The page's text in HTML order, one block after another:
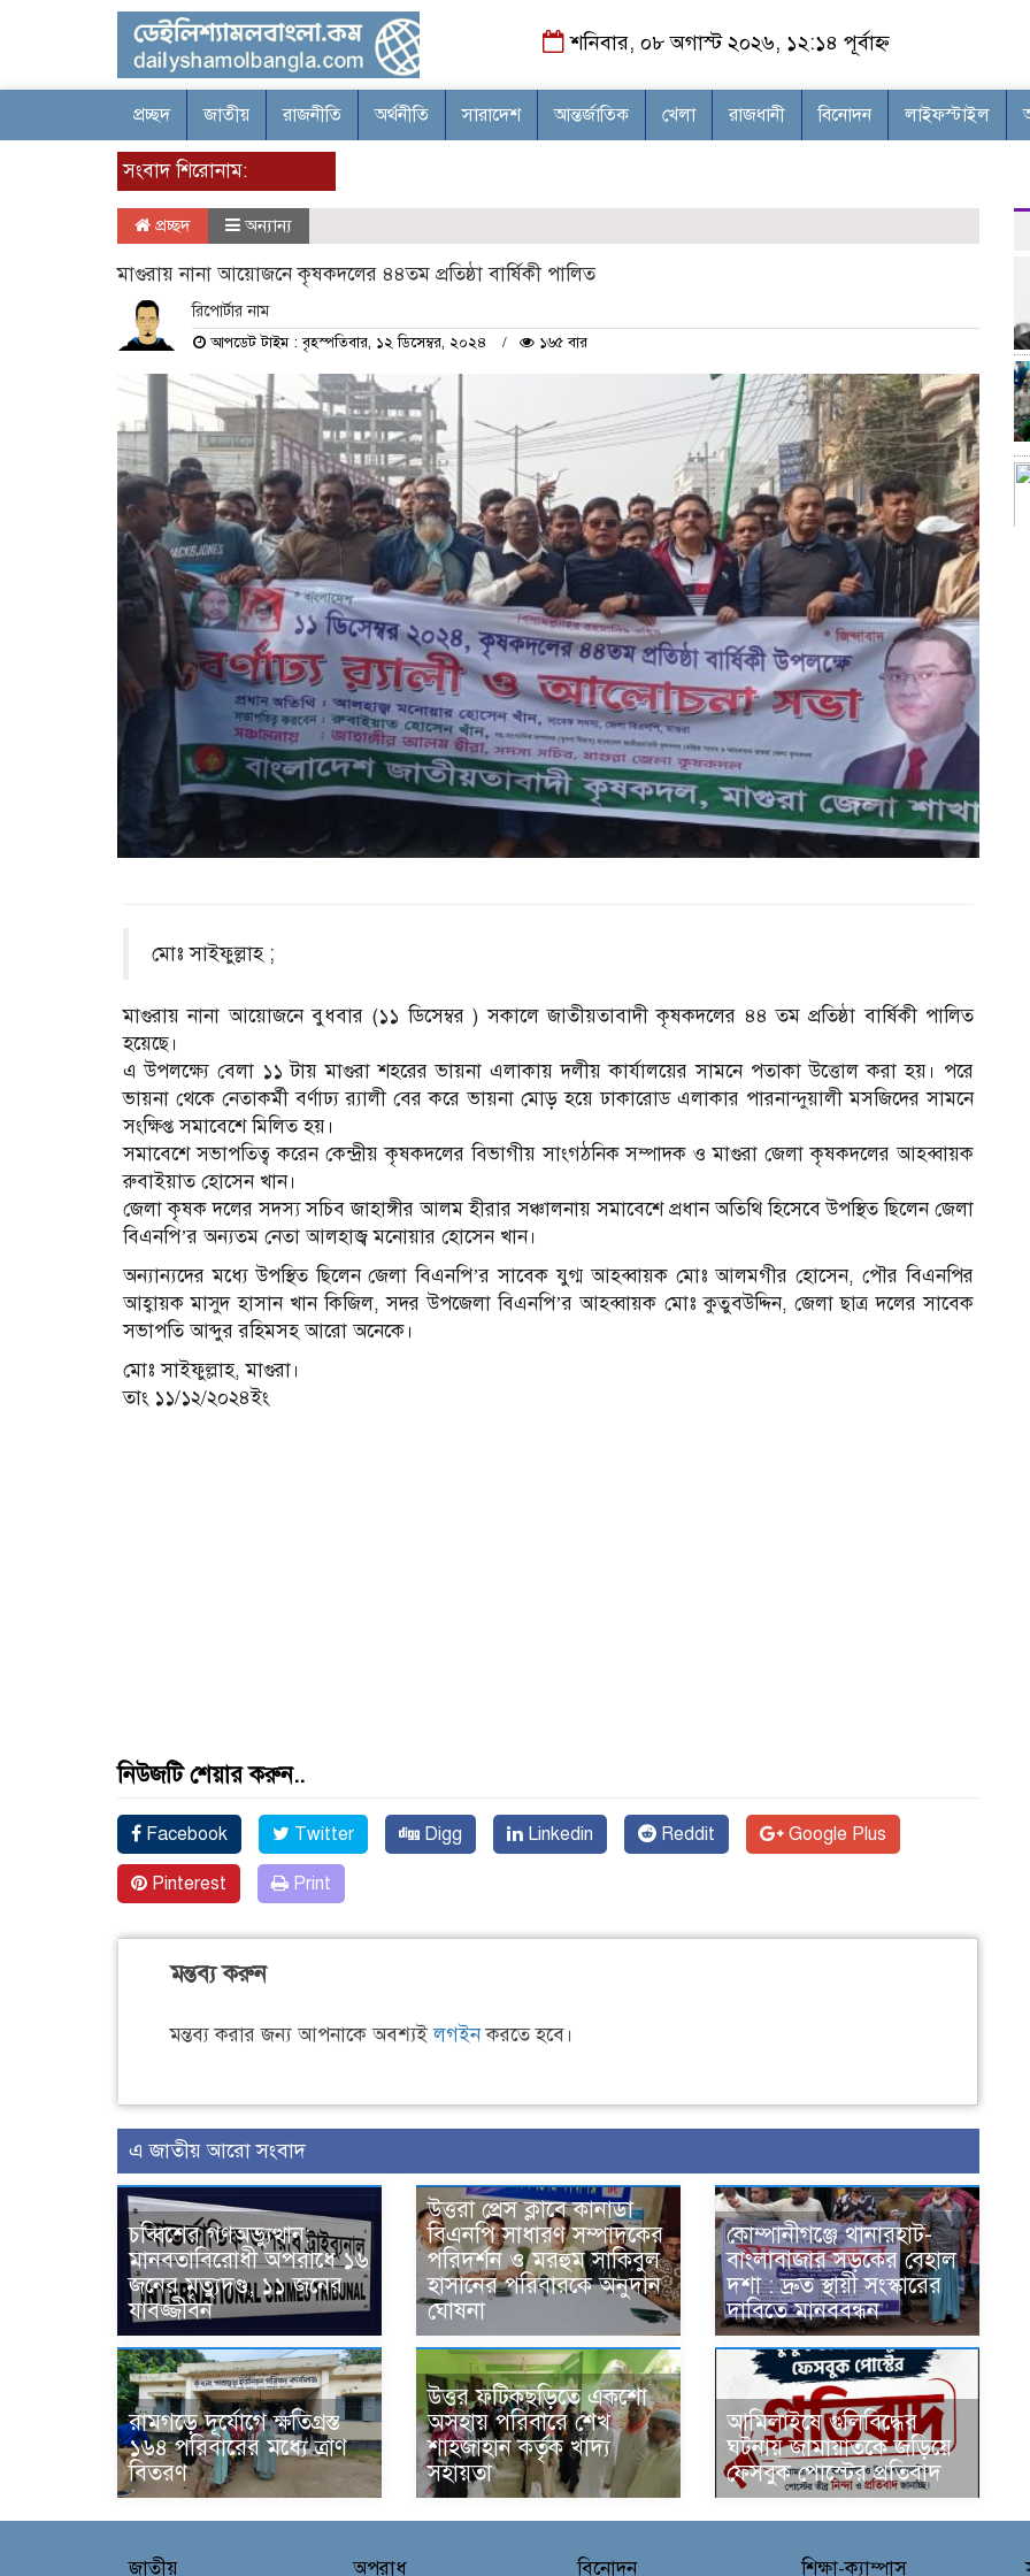
শনিবার, ০৮ অগাস্ট ২০২৬, ১২:১৪ পূর্বাহ্ন
প্রচ্ছদ জাতীয় রাজনীতি অর্থনীতি সারাদেশ আন্তর্জাতিক খেলা রাজধানী বিনোদন লাইফস্টাইল
সংবাদ শিরোনাম:
প্রচ্ছদ অন্যান্য
মাগুরায় নানা আয়োজনে কৃষকদলের ৪৪তম প্রতিষ্ঠা বার্ষিকী পালিত
রিপোর্টার নাম
আপডেট টাইম : বৃহস্পতিবার, ১২ ডিসেম্বর, ২০২৪ ১৬৫ বার
মোঃ সাইফুল্লাহ ;
মাগুরায় নানা আয়োজনে বুধবার (১১ ডিসেম্বর ) সকালে জাতীয়তাবাদী কৃষকদলের ৪৪ তম প্রতিষ্ঠা বার্ষিকী পালিত
হয়েছে।
এ উপলক্ষ্যে বেলা ১১ টায় মাগুরা শহরের ভায়না এলাকায় দলীয় কার্যালয়ের সামনে পতাকা উত্তোল করা হয়। পরে
ভায়না থেকে নেতাকর্মী বর্ণাঢ্য র‍্যালী বের করে ভায়না মোড় হয়ে ঢাকারোড এলাকার পারনান্দুয়ালী মসজিদের সামনে
সংক্ষিপ্ত সমাবেশে মিলিত হয়।
সমাবেশে সভাপতিত্ব করেন কেন্দ্রীয় কৃষকদলের বিভাগীয় সাংগঠনিক সম্পাদক ও মাগুরা জেলা কৃষকদলের আহব্বায়ক
রুবাইয়াত হোসেন খান।
জেলা কৃষক দলের সদস্য সচিব জাহাঙ্গীর আলম হীরার সঞ্চালনায় সমাবেশে প্রধান অতিথি হিসেবে উপস্থিত ছিলেন জেলা
বিএনপি’র অন্যতম নেতা আলহাজ্ব মনোয়ার হোসেন খান।
অন্যান্যদের মধ্যে উপস্থিত ছিলেন জেলা বিএনপি’র সাবেক যুগ্ম আহব্বায়ক মোঃ আলমগীর হোসেন, পৌর বিএনপির
আহ্বায়ক মাসুদ হাসান খান কিজিল, সদর উপজেলা বিএনপি’র আহব্বায়ক মোঃ কুতুবউদ্দিন, জেলা ছাত্র দলের সাবেক
সভাপতি আব্দুর রহিমসহ আরো অনেকে।
মোঃ সাইফুল্লাহ, মাগুরা।
তাং ১১/১২/২০২৪ইং
নিউজটি শেয়ার করুন..
Facebook Twitter Digg Linkedin Reddit Google Plus
Pinterest Print
মন্তব্য করুন
মন্তব্য করার জন্য আপনাকে অবশ্যইলগইনকরতে হবে।
এ জাতীয় আরো সংবাদ
চব্বিশের গণঅভ্যুত্থান:
মানবতাবিরোধী অপরাধে ১৬
জনের মৃত্যুদণ্ড, ১১ জনের
যাবজ্জীবন
উত্তরা প্রেস ক্লাবে কানাডা
বিএনপি সাধারণ সম্পাদকের
পরিদর্শন ও মরহুম সাকিবুল
হাসানের পরিবারকে অনুদান
ঘোষনা
কোম্পানীগঞ্জে থানারহাট-
বাংলাবাজার সড়কের বেহাল
দশা : দ্রুত স্থায়ী সংস্কারের
দাবিতে মানববন্ধন
রামগড়ে দূর্যোগে ক্ষতিগ্রস্ত
১৬৪ পরিবারের মধ্যে ত্রাণ
বিতরণ
উত্তর ফটিকছড়িতে একশো
অসহায় পরিবারে শেখ
শাহজাহান কর্তৃক খাদ্য
সহায়তা
আমিলাইষে গুলিবিদ্ধের
ঘটনায় জামায়াতকে জড়িয়ে
ফেসবুক পোস্টের প্রতিবাদ
জাতীয় অপরাধ বিনোদন শিক্ষা-ক্যাম্পাস